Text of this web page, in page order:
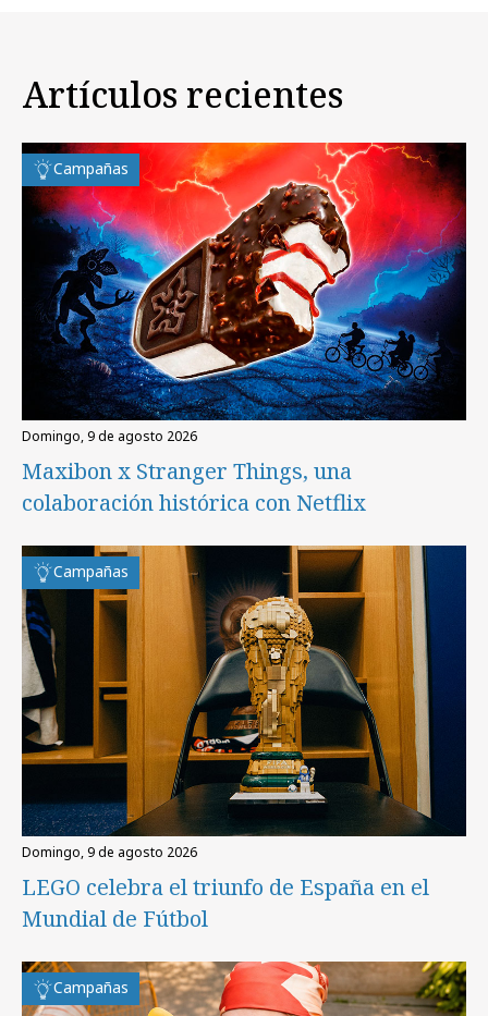
Artículos recientes
Campañas
domingo, 9 de agosto 2026
Maxibon x Stranger Things, una
colaboración histórica con Netflix
Campañas
domingo, 9 de agosto 2026
LEGO celebra el triunfo de España en el
Mundial de Fútbol
Campañas